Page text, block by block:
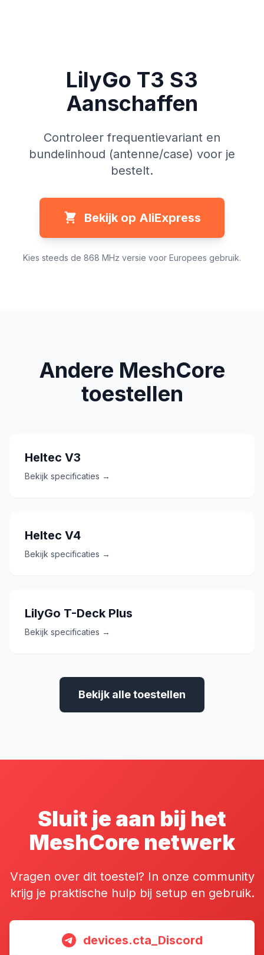
LilyGo T3 S3
Aanschaffen
Controleer frequentievariant en
bundelinhoud (antenne/case) voor je
bestelt.
Bekijk op AliExpress
Kies steeds de 868 MHz versie voor Europees gebruik.
Andere MeshCore
toestellen
Heltec V3
Bekijk specificaties →
Heltec V4
Bekijk specificaties →
LilyGo T-Deck Plus
Bekijk specificaties →
Bekijk alle toestellen
Sluit je aan bij het
MeshCore netwerk
Vragen over dit toestel? In onze community
krijg je praktische hulp bij setup en gebruik.
devices.cta_Discord